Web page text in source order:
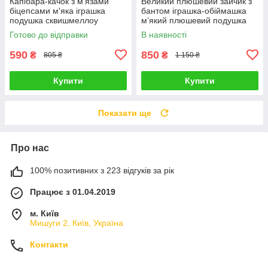
біцепсами м'яка іграшка
подушка сквишмеллоу
спортсмен антистрес на
подарунок накачений
Готово до відправки
590 ₴ 805 ₴
Купити
бантом іграшка-обіймашка
м’який плюшевий подушка
сквішмеллоу антистрес
подарунок дітям та дорослим
В наявності
850 ₴ 1 150 ₴
Купити
Показати ще
Про нас
100% позитивних з 223 відгуків за рік
Працює з 01.04.2019
м. Київ
Мишуги 2, Київ, Україна
Контакти